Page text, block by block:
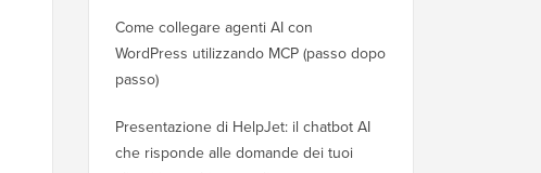
Come collegare agenti AI con
WordPress utilizzando MCP (passo dopo
passo)
Presentazione di HelpJet: il chatbot AI
che risponde alle domande dei tuoi